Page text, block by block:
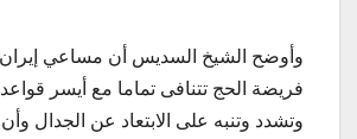
وأوضح الشيخ السديس أن مساعي
فريضة الحج تتنافى تماما مع أيسر
وتشدد وتنبه على الابتعاد عن الجدال